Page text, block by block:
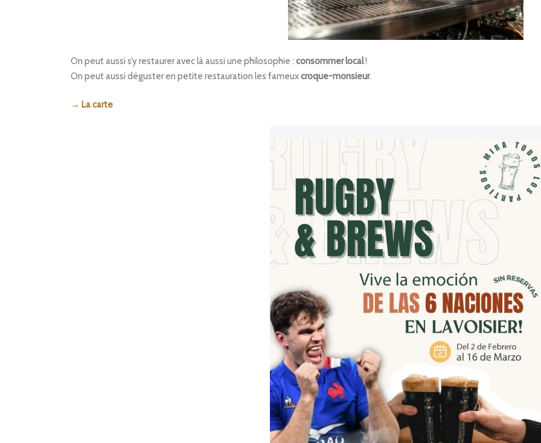
On peut aussi s’y restaurer avec là aussi une philosophie : consommer local!
On peut aussi déguster en petite restauration les fameuxcroque-monsieur.
→ La carte